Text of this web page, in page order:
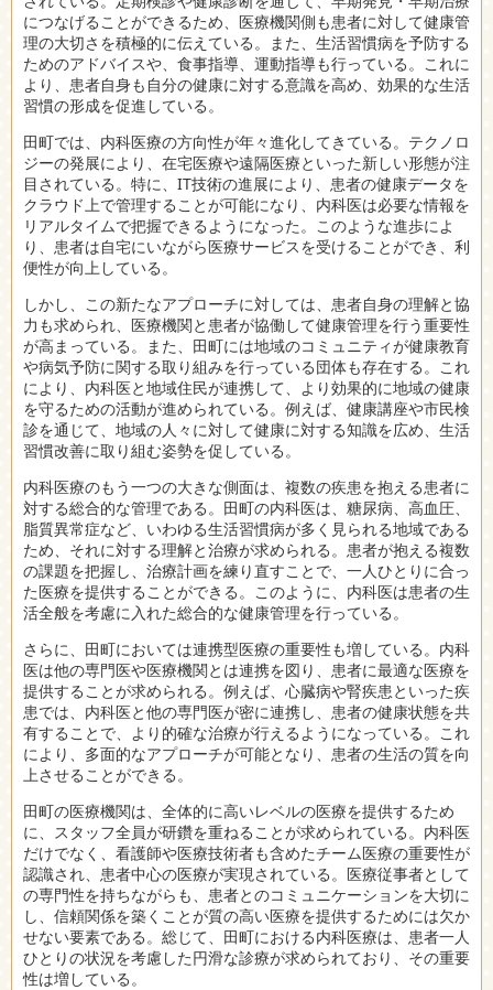
につなげることができるため、医療機関側も患者に対して健康管
理の大切さを積極的に伝えている。また、生活習慣病を予防する
ためのアドバイスや、食事指導、運動指導も行っている。これに
より、患者自身も自分の健康に対する意識を高め、効果的な生活
習慣の形成を促進している。
田町では、内科医療の方向性が年々進化してきている。テクノロ
ジーの発展により、在宅医療や遠隔医療といった新しい形態が注
目されている。特に、IT技術の進展により、患者の健康データを
クラウド上で管理することが可能になり、内科医は必要な情報を
リアルタイムで把握できるようになった。このような進歩によ
り、患者は自宅にいながら医療サービスを受けることができ、利
便性が向上している。
しかし、この新たなアプローチに対しては、患者自身の理解と協
力も求められ、医療機関と患者が協働して健康管理を行う重要性
が高まっている。また、田町には地域のコミュニティが健康教育
や病気予防に関する取り組みを行っている団体も存在する。これ
により、内科医と地域住民が連携して、より効果的に地域の健康
を守るための活動が進められている。例えば、健康講座や市民検
診を通じて、地域の人々に対して健康に対する知識を広め、生活
習慣改善に取り組む姿勢を促している。
内科医療のもう一つの大きな側面は、複数の疾患を抱える患者に
対する総合的な管理である。田町の内科医は、糖尿病、高血圧、
脂質異常症など、いわゆる生活習慣病が多く見られる地域である
ため、それに対する理解と治療が求められる。患者が抱える複数
の課題を把握し、治療計画を練り直すことで、一人ひとりに合っ
た医療を提供することができる。このように、内科医は患者の生
活全般を考慮に入れた総合的な健康管理を行っている。
さらに、田町においては連携型医療の重要性も増している。内科
医は他の専門医や医療機関とは連携を図り、患者に最適な医療を
提供することが求められる。例えば、心臓病や腎疾患といった疾
患では、内科医と他の専門医が密に連携し、患者の健康状態を共
有することで、より的確な治療が行えるようになっている。これ
により、多面的なアプローチが可能となり、患者の生活の質を向
上させることができる。
田町の医療機関は、全体的に高いレベルの医療を提供するため
に、スタッフ全員が研鑽を重ねることが求められている。内科医
だけでなく、看護師や医療技術者も含めたチーム医療の重要性が
認識され、患者中心の医療が実現されている。医療従事者として
の専門性を持ちながらも、患者とのコミュニケーションを大切に
し、信頼関係を築くことが質の高い医療を提供するためには欠か
せない要素である。総じて、田町における内科医療は、患者一人
ひとりの状況を考慮した円滑な診療が求められており、その重要
性は増している。